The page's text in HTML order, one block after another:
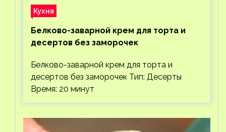
Кухня
Белково-заварной крем для торта и
десертов без заморочек
Белково-заварной крем для торта и
десертов без заморочек Тип: Десерты
Время: 20 минут